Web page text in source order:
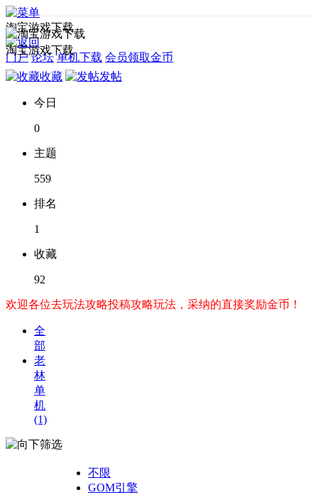
淘宝游戏下载
门户 论坛 单机下载 会员领取金币
淘宝游戏下载
收藏 发帖
今日
0
主题
559
排名
1
收藏
92
欢迎各位去玩法攻略投稿攻略玩法，采纳的直接奖励金币！
全
部
老
林
单
机
(1)
筛选
不限
GOM引擎